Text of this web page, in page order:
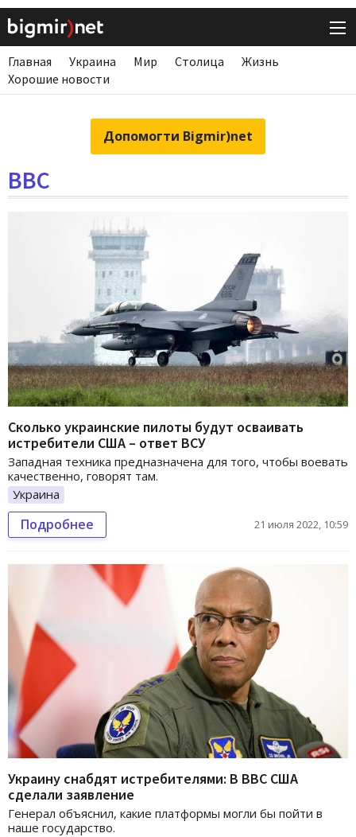
Главная Украина Мир Столица
Жизнь
Хорошие новости
Допомогти Bigmir)net
ВВС
Сколько украинские пилоты будут осваивать
истребители США – ответ ВСУ
Западная техника предназначена для того, чтобы воевать
качественно, говорят там.
Украина
Подробнее 21 июля 2022, 10:59
Украину снабдят истребителями: В ВВС США
сделали заявление
Генерал объяснил, какие платформы могли бы пойти в
наше государство.